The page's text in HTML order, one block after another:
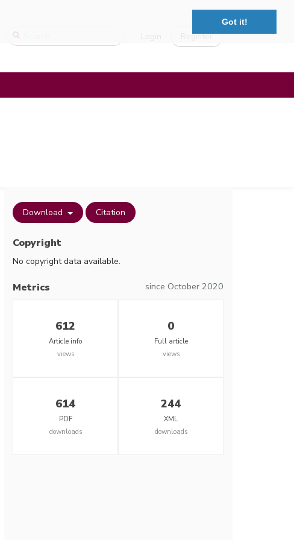
Got it!
Login Register
Download Citation
Copyright
No copyright data available.
Metrics since October 2020
612
Article info
views
0
Full article
views
614
PDF
downloads
244
XML
downloads